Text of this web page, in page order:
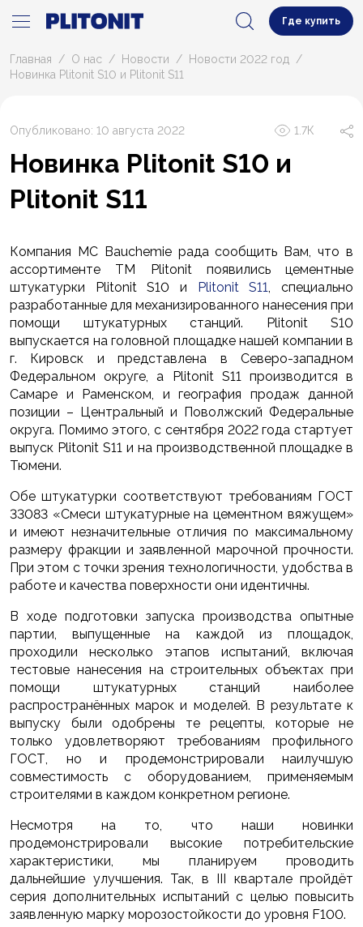
Где купить
Главная О нас Новости
Новости 2022 год
Новинка Plitonit S10 и Plitonit S11
Опубликовано: 10 августа 2022 1.7К
Новинка Plitonit S10 и
Plitonit S11
Компания MC Bauchemie рада сообщить Вам, что в
ассортименте ТМ Plitonit появились цементные
штукатурки Plitonit S10 и Plitonit S11, специально
разработанные для механизированного нанесения при
помощи штукатурных станций. Plitonit S10
выпускается на головной площадке нашей компании в
г. Кировск и представлена в Северо-западном
Федеральном округе, а Plitonit S11 производится в
Самаре и Раменском, и география продаж данной
позиции – Центральный и Поволжский Федеральные
округа. Помимо этого, с сентября 2022 года стартует
выпуск Plitonit S11 и на производственной площадке в
Тюмени.
Обе штукатурки соответствуют требованиям ГОСТ
33083 «Смеси штукатурные на цементном вяжущем»
и имеют незначительные отличия по максимальному
размеру фракции и заявленной марочной прочности.
При этом с точки зрения технологичности, удобства в
работе и качества поверхности они идентичны.
В ходе подготовки запуска производства опытные
партии, выпущенные на каждой из площадок,
проходили несколько этапов испытаний, включая
тестовые нанесения на строительных объектах при
помощи штукатурных станций наиболее
распространённых марок и моделей. В результате к
выпуску были одобрены те рецепты, которые не
только удовлетворяют требованиям профильного
ГОСТ, но и продемонстрировали наилучшую
совместимость с оборудованием, применяемым
строителями в каждом конкретном регионе.
Несмотря на то, что наши новинки
продемонстрировали высокие потребительские
характеристики, мы планируем проводить
дальнейшие улучшения. Так, в III квартале пройдёт
серия дополнительных испытаний с целью повысить
заявленную марку морозостойкости до уровня F100.